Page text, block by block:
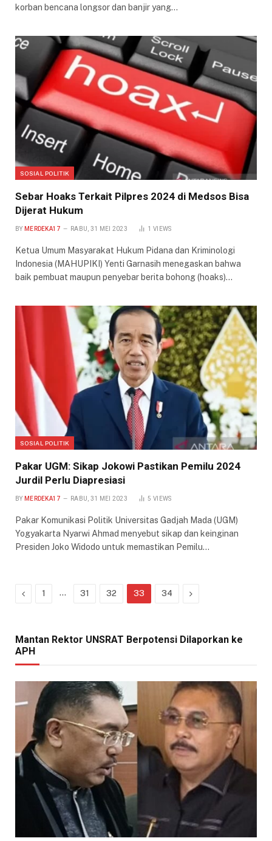
korban bencana longsor dan banjir yang…
SOSIAL POLITIK
Sebar Hoaks Terkait Pilpres 2024 di Medsos Bisa
Dijerat Hukum
BY MERDEKA17 RABU, 31 MEI 2023 1 VIEWS
Ketua Umum Masyarakat Hukum Pidana dan Kriminologi
Indonesia (MAHUPIKI) Yenti Garnasih menegaskan bahwa
baik pembuat maupun penyebar berita bohong (hoaks)…
SOSIAL POLITIK
Pakar UGM: Sikap Jokowi Pastikan Pemilu 2024
Jurdil Perlu Diapresiasi
BY MERDEKA17 RABU, 31 MEI 2023 5 VIEWS
Pakar Komunikasi Politik Universitas Gadjah Mada (UGM)
Yogyakarta Nyarwi Ahmad menyebut sikap dan keinginan
Presiden Joko Widodo untuk memastikan Pemilu…
Previous
1 … 31 32 33 34 Next
Mantan Rektor UNSRAT Berpotensi Dilaporkan ke
APH